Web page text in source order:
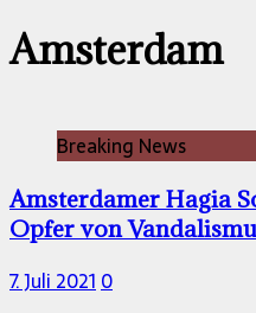
Amsterdam
Breaking News
Amsterdamer Hagia
Opfer von
7. Juli 2021 0